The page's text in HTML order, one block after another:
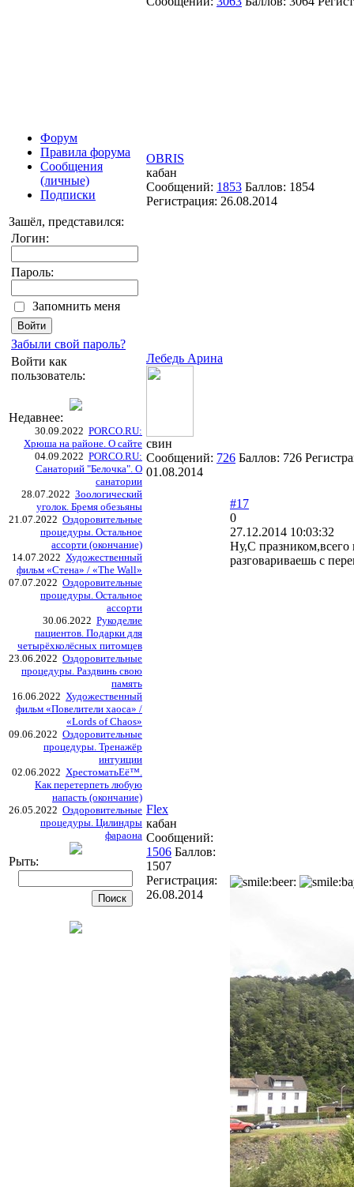
Форум
Правила форума
Сообщения
(личные)
Подписки
Зашёл, представился:
Логин:
Пароль:
Запомнить меня
Забыли свой пароль?
Войти как
пользователь:
Недавнее:
30.09.2022 PORCO.RU:
Хрюша на районе. О сайте
04.09.2022 PORCO.RU:
Санаторий "Белочка". О
санатории
28.07.2022 Зоологический
уголок. Бремя обезьяны
21.07.2022 Оздоровительные
процедуры. Остальное
ассорти (окончание)
14.07.2022 Художественный
фильм «Стена» / «The Wall»
07.07.2022 Оздоровительные
процедуры. Остальное
ассорти
30.06.2022 Рукоделие
пациентов. Подарки для
четырёхколёсных питомцев
23.06.2022 Оздоровительные
процедуры. Раздвинь свою
память
16.06.2022 Художественный
фильм «Повелители хаоса» /
«Lords of Chaos»
09.06.2022 Оздоровительные
процедуры. Тренажёр
интуиции
02.06.2022 ХрестоматьЕё™.
Как перетерпеть любую
напасть (окончание)
26.05.2022 Оздоровительные
процедуры. Цилиндры
фараона
Рыть:
OBRIS
кабан
Сообщений: 1853 Баллов: 1854
Регистрация: 26.08.2014
Лебедь Арина
свин
Сообщений: 726 Баллов: 726
01.08.2014
Flex
кабан
Сообщений:
1506 Баллов:
1507
Регистрация:
26.08.2014
#17
0
27.12.2014 10:03:32
Ну,С празником,всего
разговариваешь с